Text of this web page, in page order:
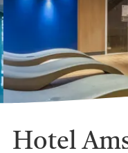
Hotel